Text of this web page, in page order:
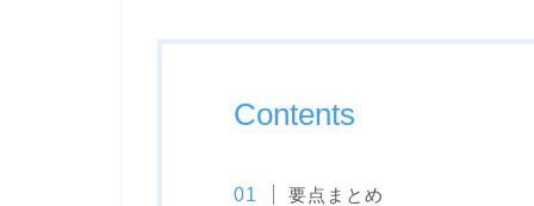
Contents
要点まとめ